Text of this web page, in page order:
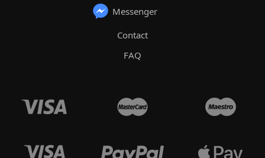
Messenger
Contact
FAQ